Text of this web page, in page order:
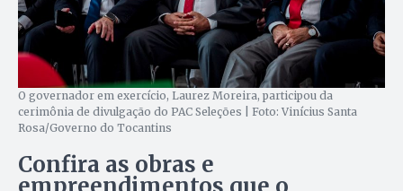
O governador em exercício, Laurez Moreira, participou da
cerimônia de divulgação do PAC Seleções | Foto: Vinícius Santa
Rosa/Governo do Tocantins
Confira as obras e